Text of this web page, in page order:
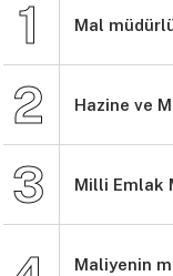
Mal
Hazine ve
Milli Emlak
Maliyenin